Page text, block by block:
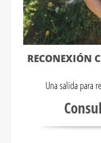
RECONEXIÓN
Una salida para